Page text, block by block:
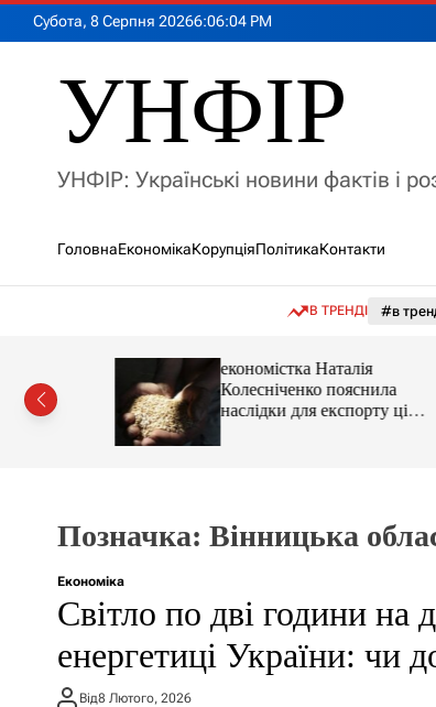
Субота, 8 Серпня 20266:06:05 PM
УНФІР
УНФІР: Українські новини фактів і
ГоловнаЕкономікаКорупціяПолітикаКонтакти
В ТРЕНДІ #в
економістка Наталія
Колесніченко пояснила
наслідки для експорту цін і
курсу
Позначка: Вінницька
Економіка
Світло по дві години на
енергетиці України: чи
Від8 Лютого, 2026